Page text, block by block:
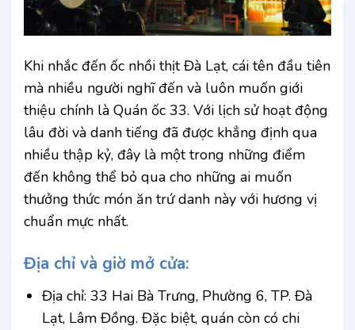
Khi nhắc đến ốc nhồi thịt Đà Lạt, cái tên đầu tiên
mà nhiều người nghĩ đến và luôn muốn giới
thiệu chính là Quán ốc 33. Với lịch sử hoạt động
lâu đời và danh tiếng đã được khẳng định qua
nhiều thập kỷ, đây là một trong những điểm
đến không thể bỏ qua cho những ai muốn
thưởng thức món ăn trứ danh này với hương vị
chuẩn mực nhất.
Địa chỉ và giờ mở cửa:
Địa chỉ: 33 Hai Bà Trưng, Phường 6, TP. Đà
Lạt, Lâm Đồng. Đặc biệt, quán còn có chi